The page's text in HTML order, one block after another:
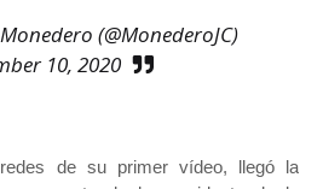
(@MonederoJC)
10, 2020
de su primer vídeo, llegó la